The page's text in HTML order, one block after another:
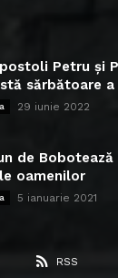
Petru și
sărbătoare
29 iunie 2022
de
oamenilor
5 ianuarie 2021
RSS